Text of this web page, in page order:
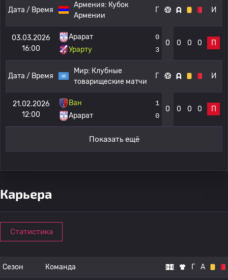
Дата / Время
Армения: Кубок
Армении
Г И
03.03.2026
16:00
Арарат
Урарту
0
3
0 0 0 0 П
Дата / Время
Мир: Клубные
товарищеские матчи
Г И
21.02.2026
12:00
Ван
Арарат
1
0
0 0 0 0 П
Показать ещё
Карьера
Статистика
Сезон Команда Г А